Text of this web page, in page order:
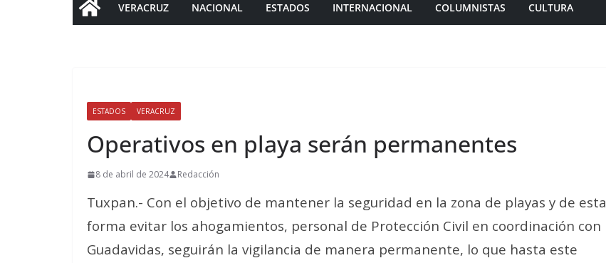
VERACRUZ NACIONAL ESTADOS INTERNACIONAL COLUMNISTAS CULTURA
ESTADOS VERACRUZ
Operativos en playa serán permanentes
8 de abril de 2024 Redacción
Tuxpan.- Con el objetivo de mantener la seguridad en la zona de playas y de esta
forma evitar los ahogamientos, personal de Protección Civil en coordinación con
Guadavidas, seguirán la vigilancia de manera permanente, lo que hasta este